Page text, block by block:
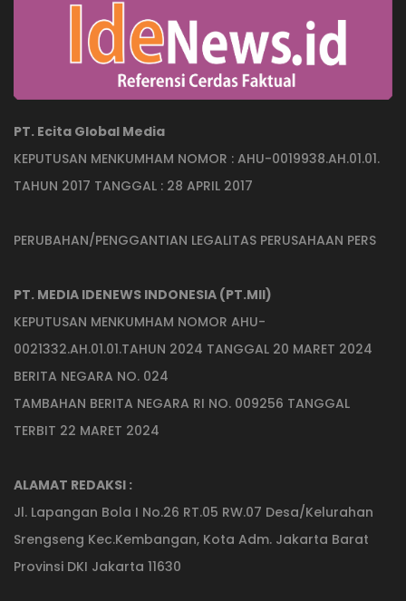
PT. Ecita Global Media
KEPUTUSAN MENKUMHAM NOMOR : AHU-0019938.AH.01.01.
TAHUN 2017 TANGGAL : 28 APRIL 2017
PERUBAHAN/PENGGANTIAN LEGALITAS PERUSAHAAN PERS
PT. MEDIA IDENEWS INDONESIA (PT.MII)
KEPUTUSAN MENKUMHAM NOMOR AHU-
0021332.AH.01.01.TAHUN 2024 TANGGAL 20 MARET 2024
BERITA NEGARA NO. 024
TAMBAHAN BERITA NEGARA RI NO. 009256 TANGGAL
TERBIT 22 MARET 2024
ALAMAT REDAKSI :
Jl. Lapangan Bola I No.26 RT.05 RW.07 Desa/Kelurahan
Srengseng Kec.Kembangan, Kota Adm. Jakarta Barat
Provinsi DKI Jakarta 11630